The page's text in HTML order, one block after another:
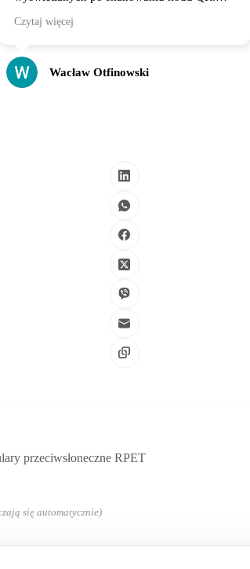
Czytaj więcej
Wacław Otfinowski
przeciwsłoneczne RPET
się automatycznie)